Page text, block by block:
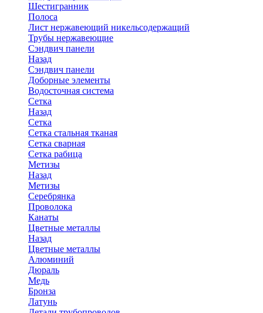
Шестигранник
Полоса
Лист нержавеющий никельсодержащий
Трубы нержавеющие
Сэндвич панели
Назад
Сэндвич панели
Доборные элементы
Водосточная система
Сетка
Назад
Сетка
Сетка стальная тканая
Сетка сварная
Сетка рабица
Метизы
Назад
Метизы
Серебрянка
Проволока
Канаты
Цветные металлы
Назад
Цветные металлы
Алюминий
Дюраль
Медь
Бронза
Латунь